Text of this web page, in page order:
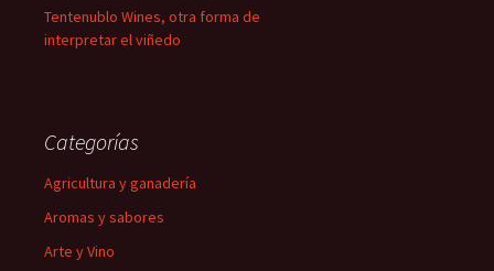
Tentenublo Wines, otra forma de
interpretar el viñedo
Categorías
Agricultura y ganadería
Aromas y sabores
Arte y Vino